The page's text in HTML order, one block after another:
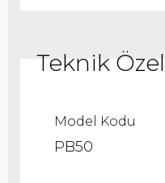
Model Kodu
PB50